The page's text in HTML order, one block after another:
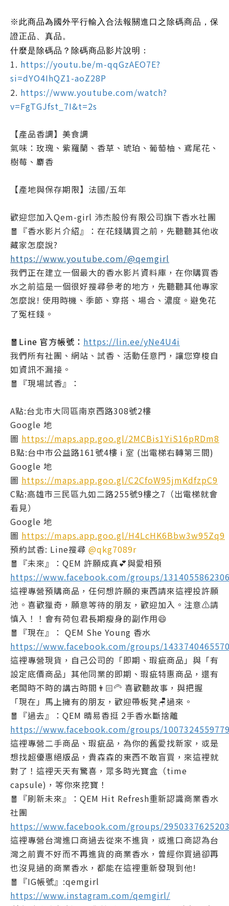
※此商品為國外平行輸入合法報關進口之除碼商品，保
證正品、真品。
什麼是除碼品？除碼商品影片說明：
1. https://youtu.be/m-qqGzAEO7E?
si=dYO4IhQZ1-aoZ28P
2. https://www.youtube.com/watch?
v=FgTGJfst_7I&t=2s
【產品香調】 美食調
氣味：玫瑰、紫羅蘭、香草、琥珀、葡萄柚、鳶尾花、
樹莓、麝香
【產地與保存期限】法國/五年
歡迎您加入Qem-girl 沛杰股份有限公司旗下香水社團
🧧『香水影片介紹』：在花錢購買之前，先聽聽其他收
藏家怎麼說?
https://www.youtube.com/@qemgirl
我們正在建立一個最大的香水影片資料庫，在你購買香
水之前這是一個很好搜尋參考的地方，先聽聽其他專家
怎麼說! 使用時機、季節、穿搭、場合、濃度。避免花
了冤枉錢。
🧧Line 官方帳號： https://lin.ee/yNe4U4i
我們所有社團、網站、試香、活動任意門，讓您穿梭自
如資訊不漏接。
🧧『現場試香』：
A點:台北市大同區南京西路308號2樓
Google 地
圖 https://maps.app.goo.gl/2MCBis1YiS16pRDm8
B點:台中市公益路161號4樓 i 室 (出電梯右轉第三間)
Google 地
圖 https://maps.app.goo.gl/C2CfoW95jmKdfzpC9
C點:高雄市三民區九如二路255號9樓之7（出電梯就會
看見）
Google 地
圖 https://maps.app.goo.gl/H4LcHK6Bbw3w95Zq9
預約試香: Line搜尋 @qkg7089r
🧧『未來』：QEM 許願成真💕與愛相預
https://www.facebook.com/groups/
這裡專營預購商品，任何想許願的東西請來這裡投許願
池。喜歡獵奇，願意等待的朋友，歡迎加入。注意⚠️請
慎入！！會有荷包君長期瘦身的副作用😄
🧧『現在』： QEM She Young 香水
https://www.facebook.com/groups/
這裡專營現貨，自己公司的「即期、瑕疵商品」與「有
設定底價商品」其他同業的即期、瑕疵特惠商品，還有
老闆時不時的講古時間👨🏻‍🦳 喜歡聽故事，與把握
「現在」馬上擁有的朋友，歡迎帶板凳🪑過來。
🧧『過去』：QEM 晴易香挺 2手香水斷捨離
https://www.facebook.com/groups/
這裡專營二手商品、瑕疵品，為你的舊愛找新家，或是
想找超優惠絕版品，貴森森的東西不敢盲買，來這裡就
對了！這裡天天有驚喜，眾多時光寶盒（time
capsule)，等你來挖寶！
🧧『刷新未來』：QEM Hit Refresh重新認識商業香水
社團
https://www.facebook.com/groups/
這裡專營台灣進口商過去從來不進貨，或進口商認為台
灣之前賣不好而不再進貨的商業香水，曾經你買過卻再
也沒見過的商業香水，都能在這裡重新發現到他!
🧧『IG帳號』:qemgirl
https://www.instagram.com/qemgirl/